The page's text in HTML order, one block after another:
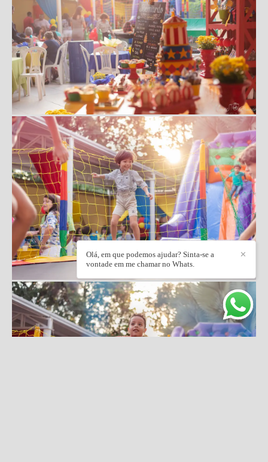
✕
Olá, em que podemos ajudar? Sinta-se a
vontade em me chamar no Whats.